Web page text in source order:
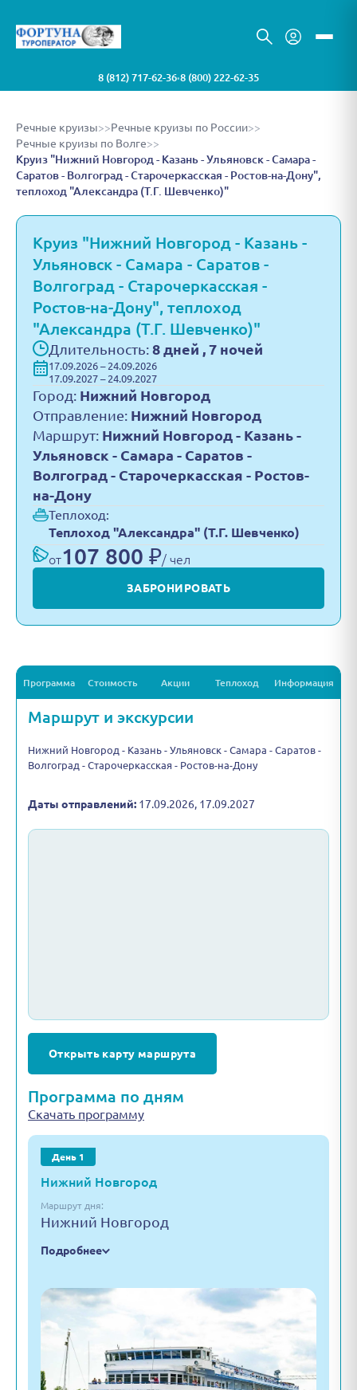
8 (812) 717-62-36•8 (800) 222-62-35
Речные круизы>>Речные круизы по России>>
Речные круизы по Волге>>
Круиз "Нижний Новгород - Казань - Ульяновск - Самара -
Саратов - Волгоград - Старочеркасская - Ростов-на-Дону",
теплоход "Александра (Т.Г. Шевченко)"
Круиз "Нижний Новгород - Казань -
Ульяновск - Самара - Саратов -
Волгоград - Старочеркасская -
Ростов-на-Дону", теплоход
"Александра (Т.Г. Шевченко)"
Длительность: 8 дней , 7 ночей
17.09.2026 – 24.09.2026
17.09.2027 – 24.09.2027
Город: Нижний Новгород
Отправление: Нижний Новгород
Маршрут: Нижний Новгород - Казань -
Ульяновск - Самара - Саратов -
Волгоград - Старочеркасская - Ростов-
на-Дону
Теплоход:
Теплоход "Александра" (Т.Г. Шевченко)
от107 800 ₽/ чел
ЗАБРОНИРОВАТЬ
Программа Стоимость Акции Теплоход Информация
Маршрут и экскурсии
Нижний Новгород - Казань - Ульяновск - Самара - Саратов -
Волгоград - Старочеркасская - Ростов-на-Дону
Даты отправлений: 17.09.2026, 17.09.2027
Открыть карту маршрута
Программа по дням
Скачать программу
День 1
Нижний Новгород
Маршрут дня:
Нижний Новгород
Подробнее